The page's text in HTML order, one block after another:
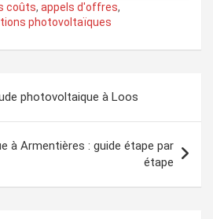
coûts, appels d'offres,
photovoltaïques
photovoltaique à Loos
à Armentières : guide étape par
étape